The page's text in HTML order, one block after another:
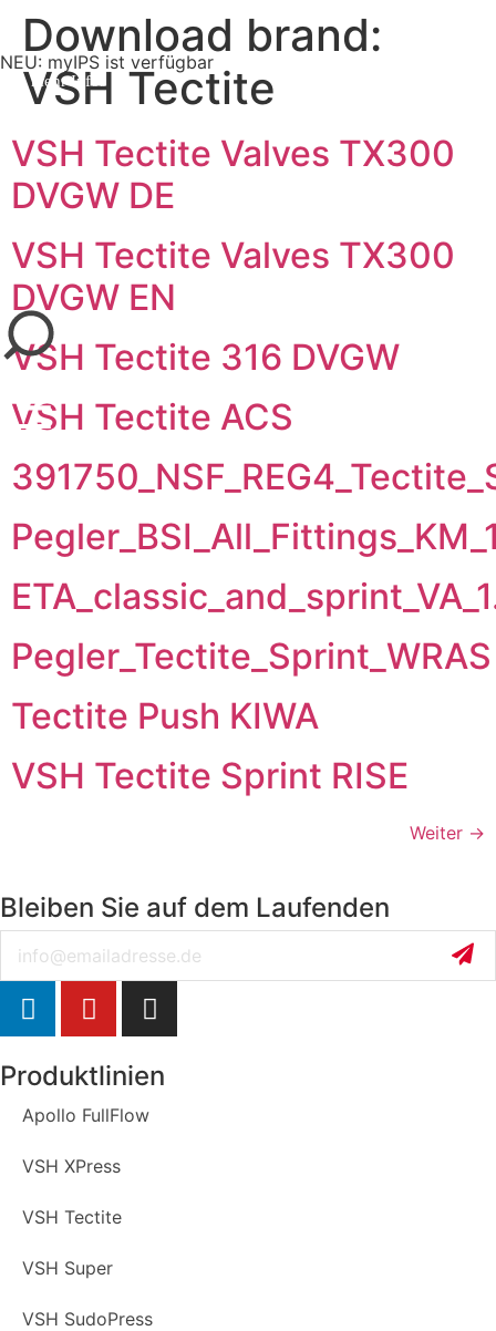
NEU: myIPS ist verfügbar
mehr Infos
schließen
Download brand:
VSH Tectite
VSH Tectite Valves TX300
DVGW DE
VSH Tectite Valves TX300
DVGW EN
VSH Tectite 316 DVGW
VSH Tectite ACS
Pegler_Tectite_Sprint_WRAS
Tectite Push KIWA
VSH Tectite Sprint RISE
Weiter →
Bleiben Sie auf dem Laufenden
Produktlinien
Apollo FullFlow
VSH XPress
VSH Tectite
VSH Super
VSH SudoPress